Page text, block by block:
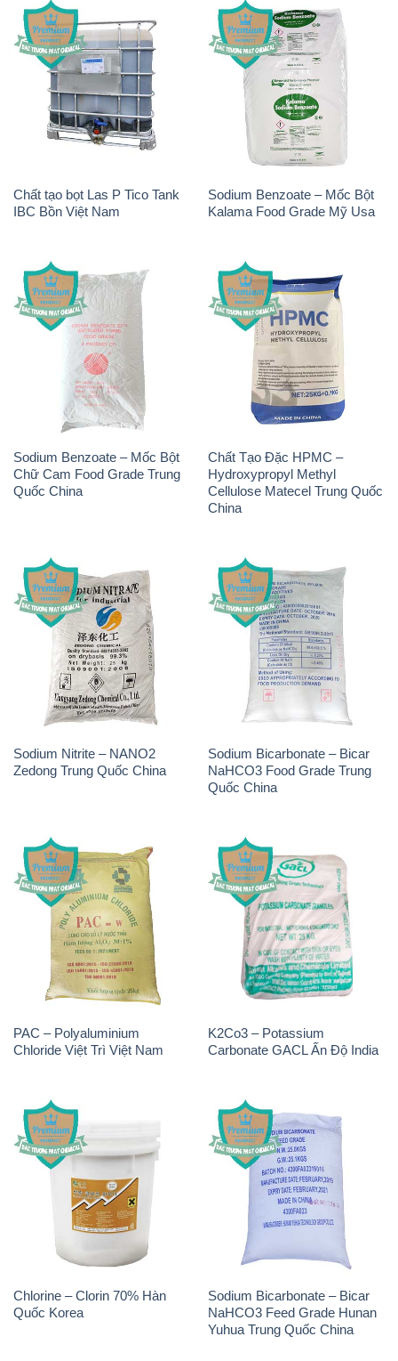
Chất tạo bọt Las P Tico Tank
IBC Bồn Việt Nam
Sodium Benzoate – Mốc Bột
Kalama Food Grade Mỹ Usa
Sodium Benzoate – Mốc Bột
Chữ Cam Food Grade Trung
Quốc China
Chất Tạo Đặc HPMC –
Hydroxypropyl Methyl
Cellulose Matecel Trung Quốc
China
Sodium Nitrite – NANO2
Zedong Trung Quốc China
Sodium Bicarbonate – Bicar
NaHCO3 Food Grade Trung
Quốc China
PAC – Polyaluminium
Chloride Việt Trì Việt Nam
K2Co3 – Potassium
Carbonate GACL Ấn Độ India
Chlorine – Clorin 70% Hàn
Quốc Korea
Sodium Bicarbonate – Bicar
NaHCO3 Feed Grade Hunan
Yuhua Trung Quốc China